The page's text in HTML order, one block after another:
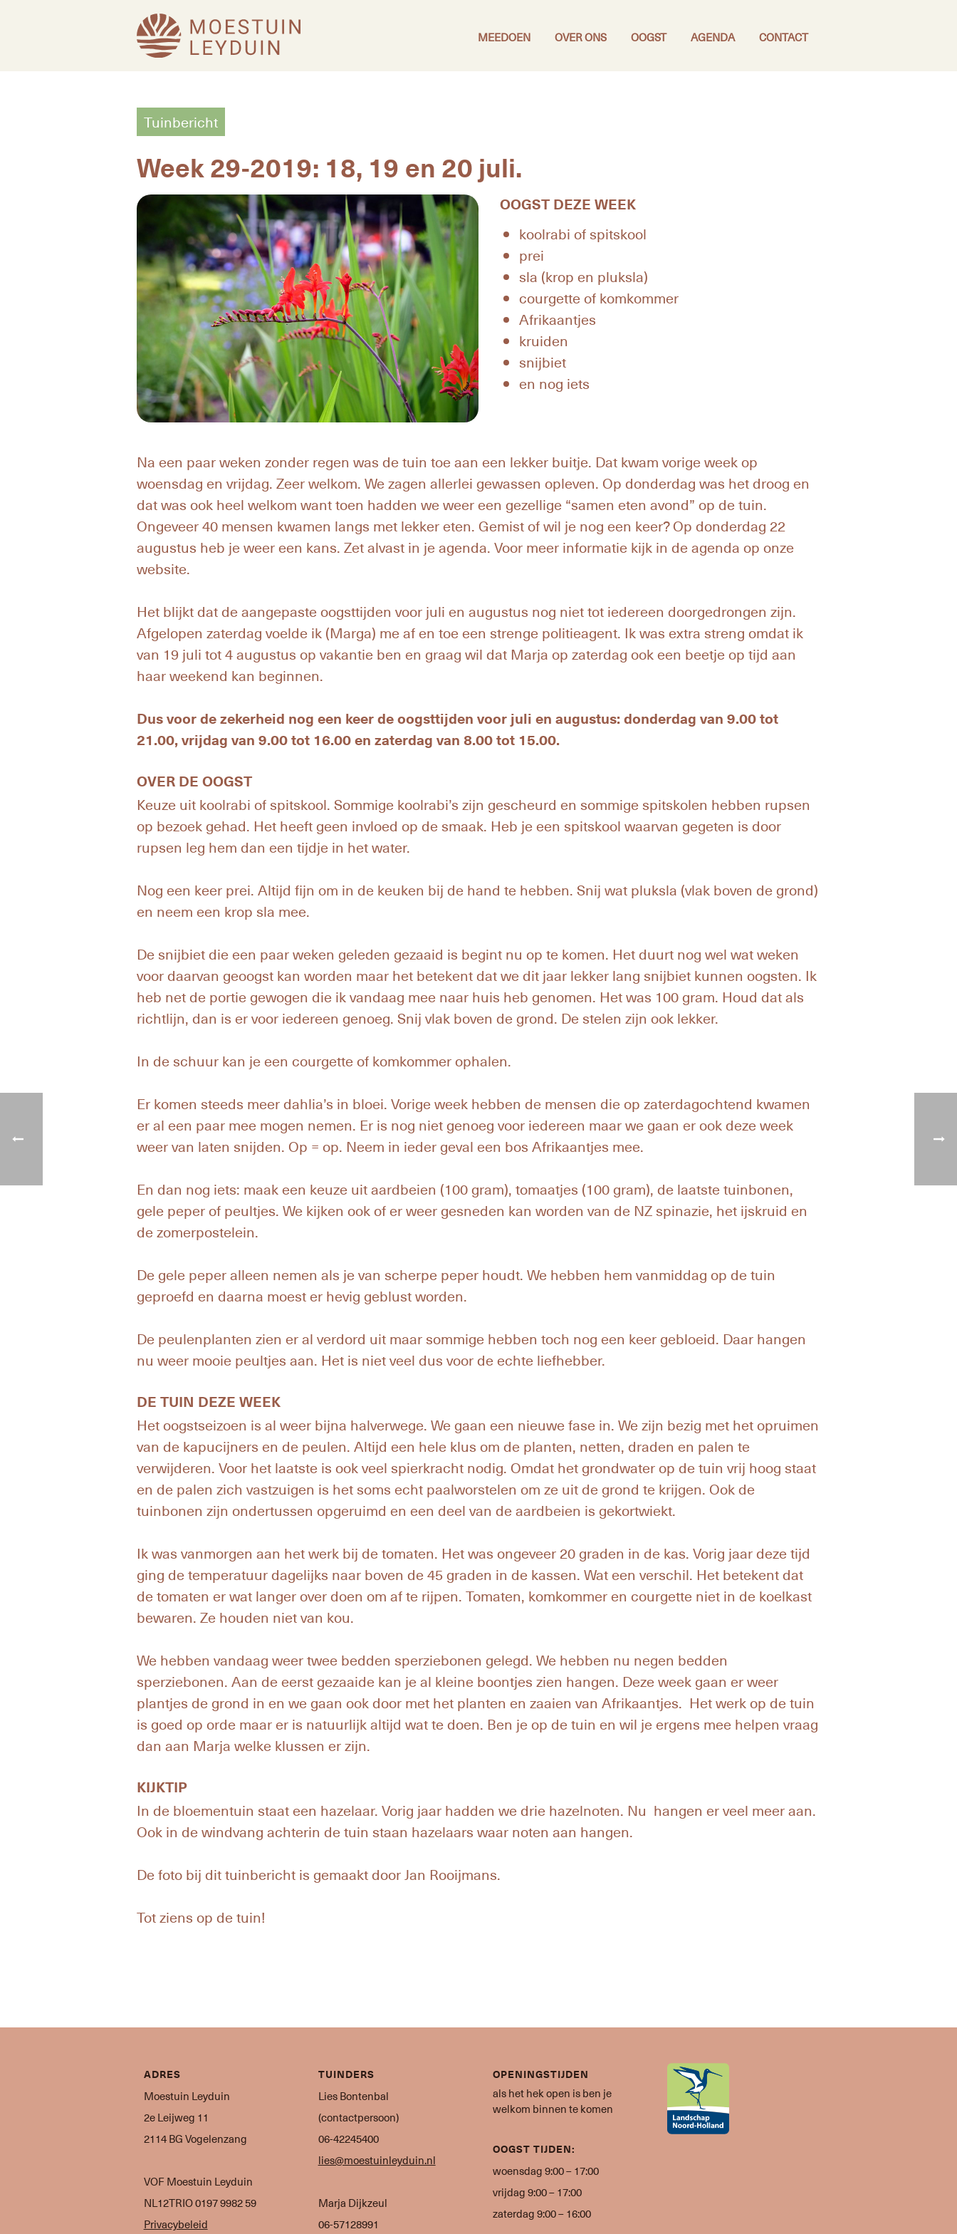
MEEDOEN OVER ONS OOGST AGENDA CONTACT
Tuinbericht
Week 29-2019: 18, 19 en 20 juli.
OOGST DEZE WEEK
koolrabi of spitskool
prei
sla (krop en pluksla)
courgette of komkommer
Afrikaantjes
kruiden
snijbiet
en nog iets
Na een paar weken zonder regen was de tuin toe aan een lekker buitje. Dat kwam vorige week op
woensdag en vrijdag. Zeer welkom. We zagen allerlei gewassen opleven. Op donderdag was het droog en
dat was ook heel welkom want toen hadden we weer een gezellige “samen eten avond” op de tuin.
Ongeveer 40 mensen kwamen langs met lekker eten. Gemist of wil je nog een keer? Op donderdag 22
augustus heb je weer een kans. Zet alvast in je agenda. Voor meer informatie kijk in de agenda op onze
website.
Het blijkt dat de aangepaste oogsttijden voor juli en augustus nog niet tot iedereen doorgedrongen zijn.
Afgelopen zaterdag voelde ik (Marga) me af en toe een strenge politieagent. Ik was extra streng omdat ik
van 19 juli tot 4 augustus op vakantie ben en graag wil dat Marja op zaterdag ook een beetje op tijd aan
haar weekend kan beginnen.
Dus voor de zekerheid nog een keer de oogsttijden voor juli en augustus: donderdag van 9.00 tot
21.00, vrijdag van 9.00 tot 16.00 en zaterdag van 8.00 tot 15.00.
OVER DE OOGST
Keuze uit koolrabi of spitskool. Sommige koolrabi’s zijn gescheurd en sommige spitskolen hebben rupsen
op bezoek gehad. Het heeft geen invloed op de smaak. Heb je een spitskool waarvan gegeten is door
rupsen leg hem dan een tijdje in het water.
Nog een keer prei. Altijd fijn om in de keuken bij de hand te hebben. Snij wat pluksla (vlak boven de grond)
en neem een krop sla mee.
De snijbiet die een paar weken geleden gezaaid is begint nu op te komen. Het duurt nog wel wat weken
voor daarvan geoogst kan worden maar het betekent dat we dit jaar lekker lang snijbiet kunnen oogsten. Ik
heb net de portie gewogen die ik vandaag mee naar huis heb genomen. Het was 100 gram. Houd dat als
richtlijn, dan is er voor iedereen genoeg. Snij vlak boven de grond. De stelen zijn ook lekker.
In de schuur kan je een courgette of komkommer ophalen.
Er komen steeds meer dahlia’s in bloei. Vorige week hebben de mensen die op zaterdagochtend kwamen
er al een paar mee mogen nemen. Er is nog niet genoeg voor iedereen maar we gaan er ook deze week
weer van laten snijden. Op = op. Neem in ieder geval een bos Afrikaantjes mee.
En dan nog iets: maak een keuze uit aardbeien (100 gram), tomaatjes (100 gram), de laatste tuinbonen,
gele peper of peultjes. We kijken ook of er weer gesneden kan worden van de NZ spinazie, het ijskruid en
de zomerpostelein.
De gele peper alleen nemen als je van scherpe peper houdt. We hebben hem vanmiddag op de tuin
geproefd en daarna moest er hevig geblust worden.
De peulenplanten zien er al verdord uit maar sommige hebben toch nog een keer gebloeid. Daar hangen
nu weer mooie peultjes aan. Het is niet veel dus voor de echte liefhebber.
DE TUIN DEZE WEEK
Het oogstseizoen is al weer bijna halverwege. We gaan een nieuwe fase in. We zijn bezig met het opruimen
van de kapucijners en de peulen. Altijd een hele klus om de planten, netten, draden en palen te
verwijderen. Voor het laatste is ook veel spierkracht nodig. Omdat het grondwater op de tuin vrij hoog staat
en de palen zich vastzuigen is het soms echt paalworstelen om ze uit de grond te krijgen. Ook de
tuinbonen zijn ondertussen opgeruimd en een deel van de aardbeien is gekortwiekt.
Ik was vanmorgen aan het werk bij de tomaten. Het was ongeveer 20 graden in de kas. Vorig jaar deze tijd
ging de temperatuur dagelijks naar boven de 45 graden in de kassen. Wat een verschil. Het betekent dat
de tomaten er wat langer over doen om af te rijpen. Tomaten, komkommer en courgette niet in de koelkast
bewaren. Ze houden niet van kou.
We hebben vandaag weer twee bedden sperziebonen gelegd. We hebben nu negen bedden
sperziebonen. Aan de eerst gezaaide kan je al kleine boontjes zien hangen. Deze week gaan er weer
plantjes de grond in en we gaan ook door met het planten en zaaien van Afrikaantjes. Het werk op de tuin
is goed op orde maar er is natuurlijk altijd wat te doen. Ben je op de tuin en wil je ergens mee helpen vraag
dan aan Marja welke klussen er zijn.
KIJKTIP
In de bloementuin staat een hazelaar. Vorig jaar hadden we drie hazelnoten. Nu hangen er veel meer aan.
Ook in de windvang achterin de tuin staan hazelaars waar noten aan hangen.
De foto bij dit tuinbericht is gemaakt door Jan Rooijmans.
Tot ziens op de tuin!
ADRES
Moestuin Leyduin
2e Leijweg 11
2114 BG Vogelenzang
VOF Moestuin Leyduin
NL12TRIO 0197 9982 59
Privacybeleid
TUINDERS
Lies Bontenbal
(contactpersoon)
06-42245400
lies@moestuinleyduin.nl
Marja Dijkzeul
06-57128991
OPENINGSTIJDEN
als het hek open is ben je
welkom binnen te komen
OOGST TIJDEN:
woensdag 9:00 – 17:00
vrijdag 9:00 – 17:00
zaterdag 9:00 – 16:00